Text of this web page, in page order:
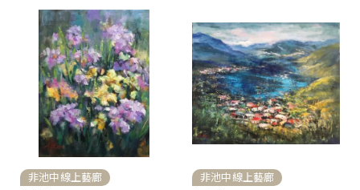
非池中線上藝廊 非池中線上藝廊